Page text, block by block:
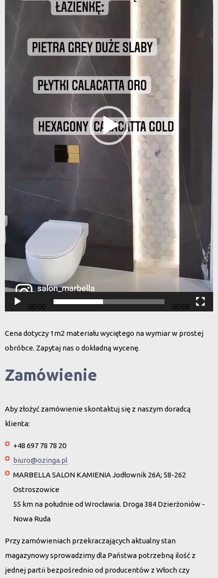
00:00 00:08
Cena dotyczy 1m2 materiału wyciętego na wymiar w prostej
obróbce. Zapytaj nas o dokładną wycenę.
Zamówienie
Aby złożyć zamówienie skontaktuj się z naszym doradcą
klienta:
+48 697 78 78 20
biuro@ozinga.pl
MARBELLA SALON KAMIENIA Jodłownik 26A; 58-262
Ostroszowice
55 km na południe od Wrocławia. Droga 384 Dzierżoniów -
Nowa Ruda
Przy zamówieniach przekraczających aktualny stan
magazynowy sprowadzimy dla Państwa potrzebną ilość z
jednej partii bezpośrednio od producentów z Włoch czy